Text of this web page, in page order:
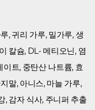
, 귀리 가루, 밀가루, 생
칼슘, DL- 메티오닌, 염
트, 중탄산 나트륨, 효
말, 아니스, 마늘 가루,
, 감자 식사, 주니퍼 추출